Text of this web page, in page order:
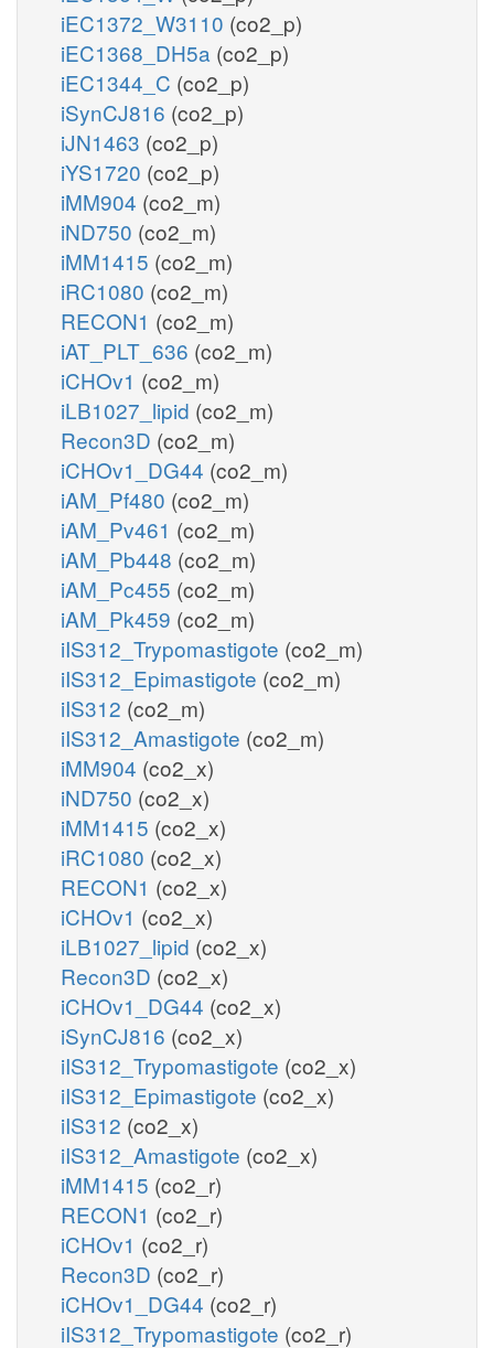
iEC1372_W3110 (co2_p)
iEC1368_DH5a (co2_p)
iEC1344_C (co2_p)
iSynCJ816 (co2_p)
iJN1463 (co2_p)
iYS1720 (co2_p)
iMM904 (co2_m)
iND750 (co2_m)
iMM1415 (co2_m)
iRC1080 (co2_m)
RECON1 (co2_m)
iAT_PLT_636 (co2_m)
iCHOv1 (co2_m)
iLB1027_lipid (co2_m)
Recon3D (co2_m)
iCHOv1_DG44 (co2_m)
iAM_Pf480 (co2_m)
iAM_Pv461 (co2_m)
iAM_Pb448 (co2_m)
iAM_Pc455 (co2_m)
iAM_Pk459 (co2_m)
iIS312_Trypomastigote (co2_m)
iIS312_Epimastigote (co2_m)
iIS312 (co2_m)
iIS312_Amastigote (co2_m)
iMM904 (co2_x)
iND750 (co2_x)
iMM1415 (co2_x)
iRC1080 (co2_x)
RECON1 (co2_x)
iCHOv1 (co2_x)
iLB1027_lipid (co2_x)
Recon3D (co2_x)
iCHOv1_DG44 (co2_x)
iSynCJ816 (co2_x)
iIS312_Trypomastigote (co2_x)
iIS312_Epimastigote (co2_x)
iIS312 (co2_x)
iIS312_Amastigote (co2_x)
iMM1415 (co2_r)
RECON1 (co2_r)
iCHOv1 (co2_r)
Recon3D (co2_r)
iCHOv1_DG44 (co2_r)
iIS312_Trypomastigote (co2_r)